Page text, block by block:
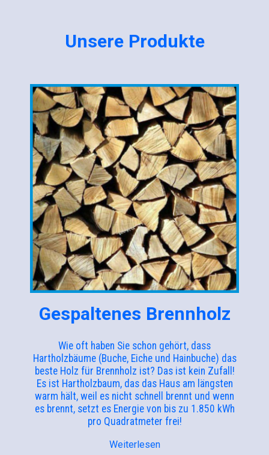
Unsere Produkte
Gespaltenes Brennholz
Wie oft haben Sie schon gehört, dass
Hartholzbäume (Buche, Eiche und Hainbuche) das
beste Holz für Brennholz ist? Das ist kein Zufall!
Es ist Hartholzbaum, das das Haus am längsten
warm hält, weil es nicht schnell brennt und wenn
es brennt, setzt es Energie von bis zu 1.850 kWh
pro Quadratmeter frei!
Weiterlesen